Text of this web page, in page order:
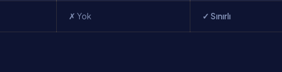
✗ Yok ✓ Sınırlı